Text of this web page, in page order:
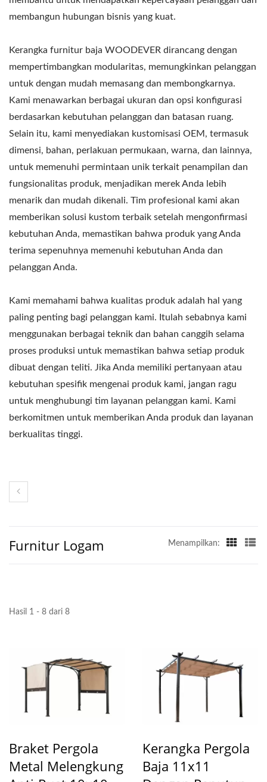
membangun hubungan bisnis yang kuat.
Kerangka furnitur baja WOODEVER dirancang dengan
mempertimbangkan modularitas, memungkinkan pelanggan
untuk dengan mudah memasang dan membongkarnya.
Kami menawarkan berbagai ukuran dan opsi konfigurasi
berdasarkan kebutuhan pelanggan dan batasan ruang.
Selain itu, kami menyediakan kustomisasi OEM, termasuk
dimensi, bahan, perlakuan permukaan, warna, dan lainnya,
untuk memenuhi permintaan unik terkait penampilan dan
fungsionalitas produk, menjadikan merek Anda lebih
menarik dan mudah dikenali. Tim profesional kami akan
memberikan solusi kustom terbaik setelah mengonfirmasi
kebutuhan Anda, memastikan bahwa produk yang Anda
terima sepenuhnya memenuhi kebutuhan Anda dan
pelanggan Anda.
Kami memahami bahwa kualitas produk adalah hal yang
paling penting bagi pelanggan kami. Itulah sebabnya kami
menggunakan berbagai teknik dan bahan canggih selama
proses produksi untuk memastikan bahwa setiap produk
dibuat dengan teliti. Jika Anda memiliki pertanyaan atau
kebutuhan spesifik mengenai produk kami, jangan ragu
untuk menghubungi tim layanan pelanggan kami. Kami
berkomitmen untuk memberikan Anda produk dan layanan
berkualitas tinggi.
Furnitur Logam Menampilkan:
Hasil 1 - 8 dari 8
Braket Pergola
Metal Melengkung
Kerangka Pergola
Baja 11x11